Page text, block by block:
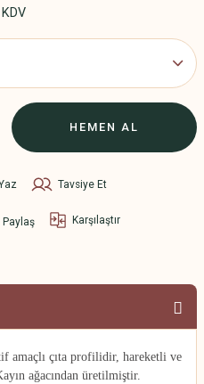
HEMEN AL
Tavsiye Et
Paylaş Karşılaştır
amaçlı çıta profilidir, hareketli ve
ağacından üretilmiştir.